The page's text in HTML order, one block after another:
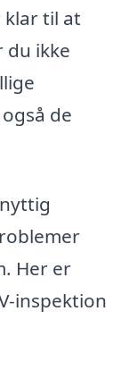
til at
du ikke
de
Her er
inspektion